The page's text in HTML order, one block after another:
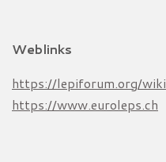
Weblinks
https://lepiforum.org/wiki
https://www.euroleps.ch